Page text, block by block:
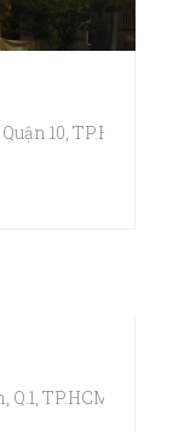
10, TP.HCM
TP.HCM